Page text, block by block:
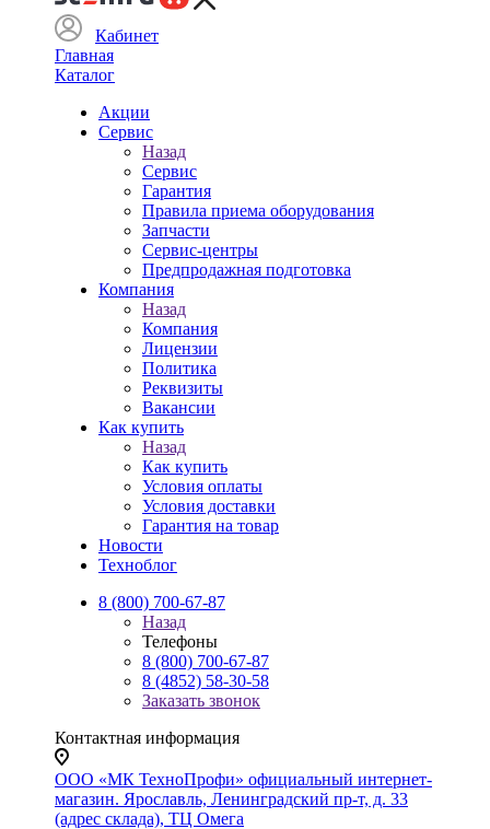
Кабинет
Главная
Каталог
Акции
Сервис
Назад
Сервис
Гарантия
Правила приема оборудования
Запчасти
Сервис-центры
Предпродажная подготовка
Компания
Назад
Компания
Лицензии
Политика
Реквизиты
Вакансии
Как купить
Назад
Как купить
Условия оплаты
Условия доставки
Гарантия на товар
Новости
Техноблог
8 (800) 700-67-87
Назад
Телефоны
8 (800) 700-67-87
8 (4852) 58-30-58
Заказать звонок
Контактная информация
ООО «МК ТехноПрофи» официальный интернет-
магазин. Ярославль, Ленинградский пр-т, д. 33
(адрес склада), ТЦ Омега